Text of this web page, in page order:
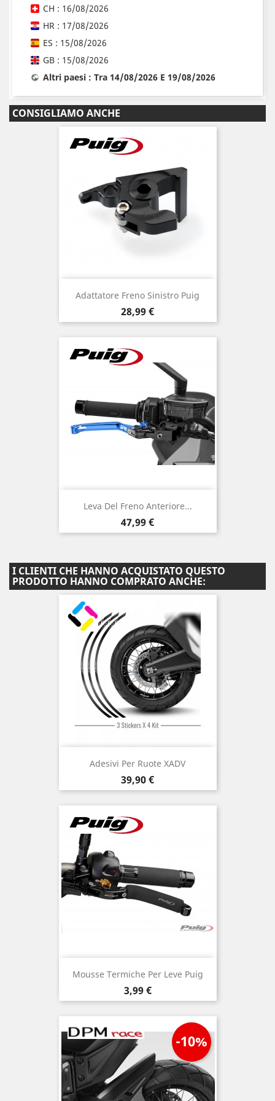
CH : 16/08/2026
HR : 17/08/2026
ES : 15/08/2026
GB : 15/08/2026
Altri paesi : Tra 14/08/2026 E 19/08/2026
CONSIGLIAMO ANCHE
Adattatore Freno Sinistro Puig
Prezzo
28,99 €
Leva Del Freno Anteriore...
Prezzo
47,99 €
I CLIENTI CHE HANNO ACQUISTATO QUESTO
PRODOTTO HANNO COMPRATO ANCHE:
Adesivi Per Ruote XADV
Prezzo
39,90 €
Mousse Termiche Per Leve Puig
Prezzo
3,99 €
-10%